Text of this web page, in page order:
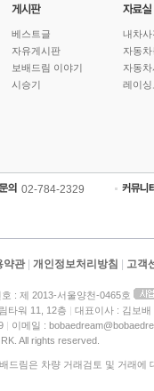
베스트글
자유게시판
보배드림 이야기
시승기
내차사
자동
자동
레이싱
02-784-2329
약관 개인정보처리방침 고객
: 제 2013-서울양천-0465호
타워 11, 12층 | 대표이사 : 김보배
| 이메일 :
All rights reserved.
림은 차량 거래검토 및 거래에